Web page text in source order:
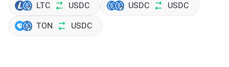
LTC USDC USDC USDC
TON USDC